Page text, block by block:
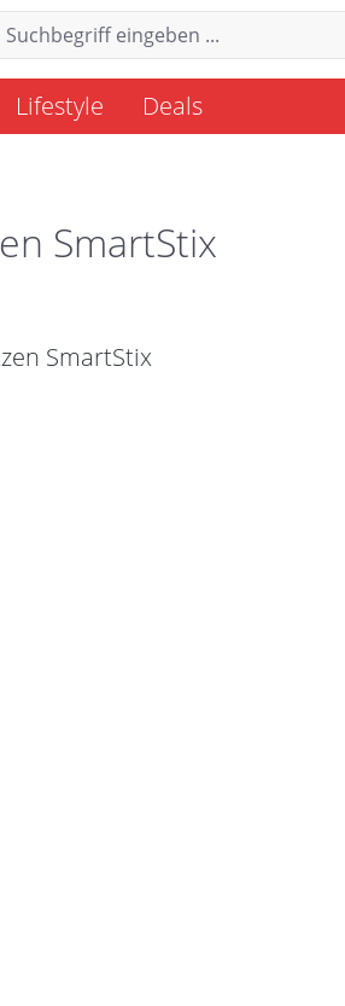
Lifestyle Deals
SmartStix